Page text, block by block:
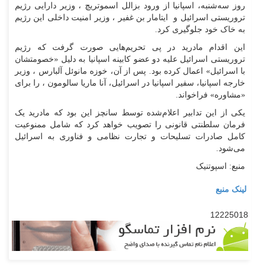
روز سه‌شنبه، اسپانیا از ورود بزالل اسموتریچ ، وزیر دارایی رژیم
تروریستی اسرائیل و ایتامار بن غفیر ، وزیر امنیت داخلی این رژیم
به خاک خود جلوگیری کرد.
این اقدام مادرید در پی تحریم‌هایی صورت گرفت که رژیم
تروریستی اسرائیل علیه دو عضو کابینه اسپانیا به دلیل «خصومتشان
با اسرائیل» اعمال کرده بود. پس از آن، خوزه مانوئل آلبارس ، وزیر
خارجه اسپانیا، سفیر اسپانیا در اسرائیل، آنا ماریا سالومون ، را برای
«مشاوره» فراخواند.
یکی از این تدابیر اعلام‌شده توسط سانچز این بود که مادرید یک
فرمان سلطنتی قانونی را تصویب خواهد کرد که شامل ممنوعیت
کامل صادرات تسلیحات و تجارت نظامی و فناوری به اسرائیل
می‌شود.
منبع: اسپوتنیک
لینک منبع
12225018